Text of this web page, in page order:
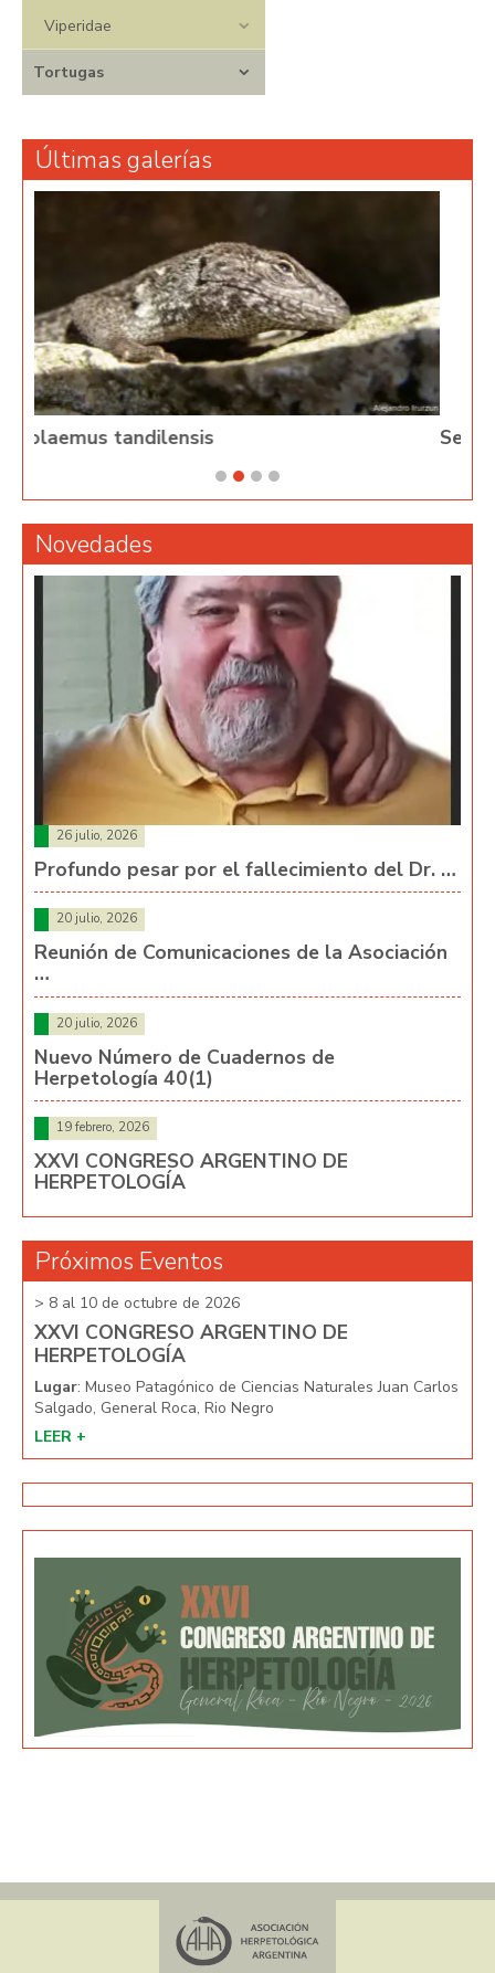
Viperidae
Tortugas
Últimas galerías
Serpientes de Argentina
Novedades
26 julio, 2026
Profundo pesar por el fallecimiento del Dr. …
20 julio, 2026
Reunión de Comunicaciones de la Asociación
…
20 julio, 2026
Nuevo Número de Cuadernos de
Herpetología 40(1)
19 febrero, 2026
XXVI CONGRESO ARGENTINO DE
HERPETOLOGÍA
Próximos Eventos
> 8 al 10 de octubre de 2026
XXVI CONGRESO ARGENTINO DE
HERPETOLOGÍA
Lugar: Museo Patagónico de Ciencias Naturales Juan Carlos
Salgado, General Roca, Rio Negro
LEER +